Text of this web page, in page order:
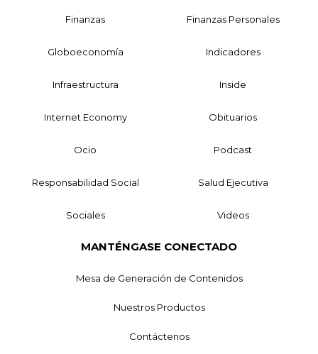
Finanzas Finanzas Personales
Globoeconomía Indicadores
Infraestructura Inside
Internet Economy Obituarios
Ocio Podcast
Responsabilidad Social Salud Ejecutiva
Sociales Videos
MANTÉNGASE CONECTADO
Mesa de Generación de Contenidos
Nuestros Productos
Contáctenos